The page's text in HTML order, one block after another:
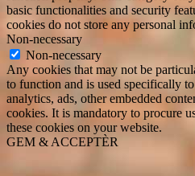
basic functionalities and security
cookies do not store any personal
Non-necessary
Non-necessary
Any cookies that may not be
to function and is used specifically
analytics, ads, other embedded
cookies. It is mandatory to procure
these cookies on your website.
GEM & ACCEPTÈR